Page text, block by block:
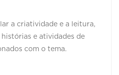
a criatividade e a leitura,
e atividades de
com o tema.